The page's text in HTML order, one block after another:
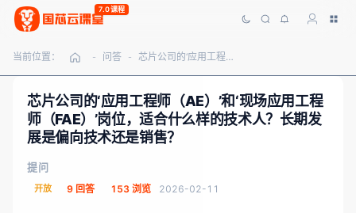
7.0课程
当前位置： - 问答 - 芯片公司的‘应用工程师（AE）’和‘现场应用工程师（FAE）’岗位，适合什么样的技术人？长期发展是偏向技术还是销售？
芯片公司的‘应用工程师（AE）’和‘现场应用工程
师（FAE）’岗位，适合什么样的技术人？长期发
展是偏向技术还是销售？
提问
开放 9 回答 153 浏览 2026-02-11